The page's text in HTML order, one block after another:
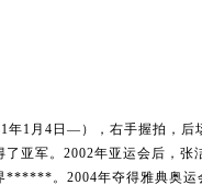
年1月4日—），右手握拍，后
了亚军。2002年亚运会后，
******。2004年夺得雅典奥